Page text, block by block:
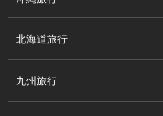
北海道旅行
九州旅行